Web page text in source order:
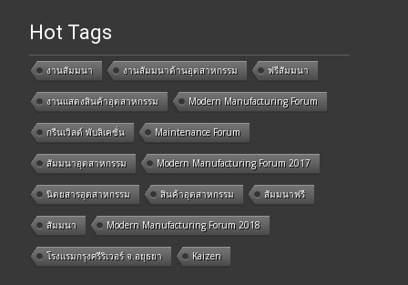
Hot Tags
งานสัมมนา งานสัมมนาด้านอุตสาหกรรม ฟรีสัมมนา
งานแสดงสินค้าอุตสาหกรรม Modern Manufacturing Forum
กรีนเวิลด์ พับลิเคชั่น Maintenance Forum
สัมมนาอุตสาหกรรม Modern Manufacturing Forum 2017
นิตยสารอุตสาหกรรม สินค้าอุตสาหกรรม สัมมนาฟรี
สัมมนา Modern Manufacturing Forum 2018
โรงแรมกรุงศรีริเวอร์ จ.อยุธยา Kaizen